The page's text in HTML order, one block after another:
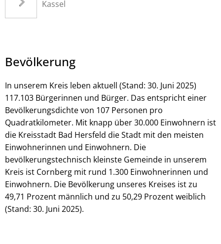
Kassel
Bevölkerung
In unserem Kreis leben aktuell (Stand: 30. Juni 2025)
117.103 Bürgerinnen und Bürger. Das entspricht einer
Bevölkerungsdichte von 107 Personen pro
Quadratkilometer. Mit knapp über 30.000 Einwohnern ist
die Kreisstadt Bad Hersfeld die Stadt mit den meisten
Einwohnerinnen und Einwohnern. Die
bevölkerungstechnisch kleinste Gemeinde in unserem
Kreis ist Cornberg mit rund 1.300 Einwohnerinnen und
Einwohnern. Die Bevölkerung unseres Kreises ist zu
49,71 Prozent männlich und zu 50,29 Prozent weiblich
(Stand: 30. Juni 2025).